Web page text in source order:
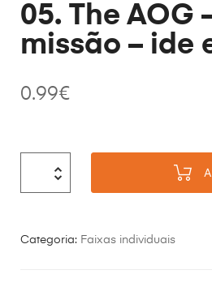
05. The AOG
missão – ide
0.99€
Categoria: Faixas individuais